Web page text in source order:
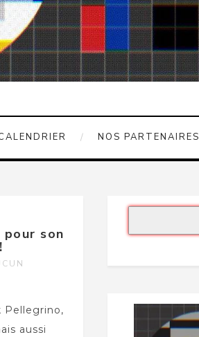
NOS PARTENAIRES
son
Pellegrino,
aussi